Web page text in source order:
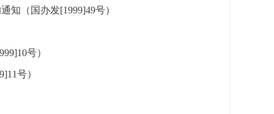
知（国办发[1999]49号）
号）
号）